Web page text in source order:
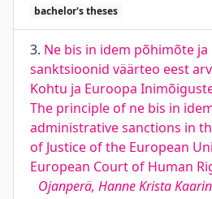
bachelor's theses
3. Ne bis in idem põhimõte
sanktsioonid väärteo eest
Kohtu ja Euroopa
The principle of ne bis in
administrative sanctions in
of Justice of the European
European Court of Human
Ojanperä, Hanne Krista